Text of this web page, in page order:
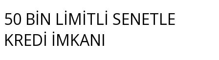
50 BİN LİMİTLİ SENETLE
KREDİ İMKANI